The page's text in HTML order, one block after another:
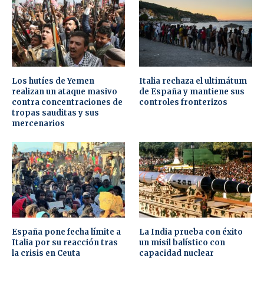
Los hutíes de Yemen
realizan un ataque masivo
contra concentraciones de
tropas sauditas y sus
mercenarios
Italia rechaza el ultimátum
de España y mantiene sus
controles fronterizos
España pone fecha límite a
Italia por su reacción tras
la crisis en Ceuta
La India prueba con éxito
un misil balístico con
capacidad nuclear